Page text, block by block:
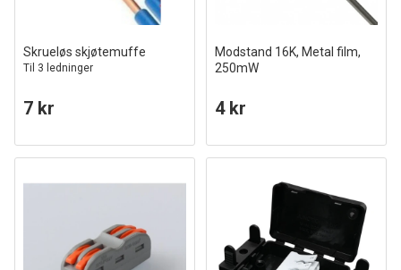
Skrueløs skjøtemuffe
Til 3 ledninger
7 kr
Modstand 16K, Metal film,
250mW
4 kr